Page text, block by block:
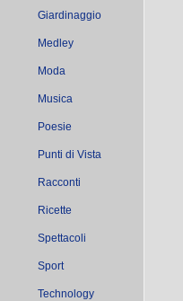
Giardinaggio
Medley
Moda
Musica
Poesie
Punti di Vista
Racconti
Ricette
Spettacoli
Sport
Technology